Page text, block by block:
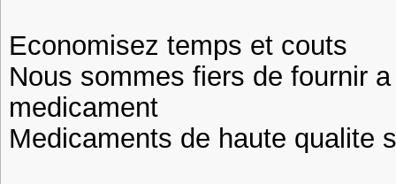
Economisez temps et couts
Nous sommes fiers de fournir
medicament
Medicaments de haute qualite